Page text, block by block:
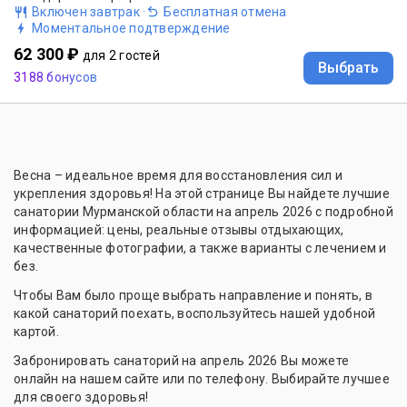
Включен завтрак·
Бесплатная отмена
Моментальное подтверждение
62 300 ₽ для 2 гостей
3188 бонусов
Выбрать
Весна – идеальное время для восстановления сил и
укрепления здоровья! На этой странице Вы найдете лучшие
санатории Мурманской области на апрель 2026 с подробной
информацией: цены, реальные отзывы отдыхающих,
качественные фотографии, а также варианты с лечением и
без.
Чтобы Вам было проще выбрать направление и понять, в
какой санаторий поехать, воспользуйтесь нашей удобной
картой.
Забронировать санаторий на апрель 2026 Вы можете
онлайн на нашем сайте или по телефону. Выбирайте лучшее
для своего здоровья!